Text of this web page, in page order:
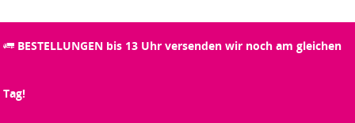
BESTELLUNGEN bis 13 Uhr versenden wir noch am gleichen
Tag!